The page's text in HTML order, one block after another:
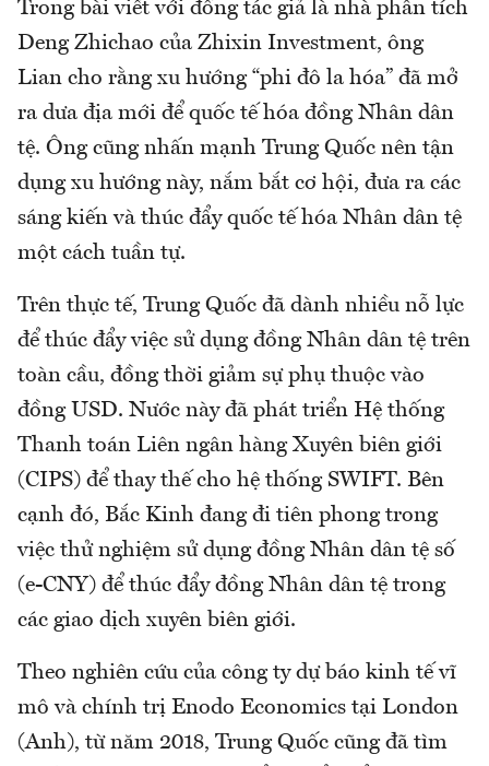
Trong bài viết với đồng tác giả là nhà phân tích
Deng Zhichao của Zhixin Investment, ông
Lian cho rằng xu hướng “phi đô la hóa” đã mở
ra dưa địa mới để quốc tế hóa đồng Nhân dân
tệ. Ông cũng nhấn mạnh Trung Quốc nên tận
dụng xu hướng này, nắm bắt cơ hội, đưa ra các
sáng kiến và thúc đẩy quốc tế hóa Nhân dân tệ
một cách tuần tự.
Trên thực tế, Trung Quốc đã dành nhiều nỗ lực
để thúc đẩy việc sử dụng đồng Nhân dân tệ trên
toàn cầu, đồng thời giảm sự phụ thuộc vào
đồng USD. Nước này đã phát triển Hệ thống
Thanh toán Liên ngân hàng Xuyên biên giới
(CIPS) để thay thế cho hệ thống SWIFT. Bên
cạnh đó, Bắc Kinh đang đi tiên phong trong
việc thử nghiệm sử dụng đồng Nhân dân tệ số
(e-CNY) để thúc đẩy đồng Nhân dân tệ trong
các giao dịch xuyên biên giới.
Theo nghiên cứu của công ty dự báo kinh tế vĩ
mô và chính trị Enodo Economics tại London
(Anh), từ năm 2018, Trung Quốc cũng đã tìm